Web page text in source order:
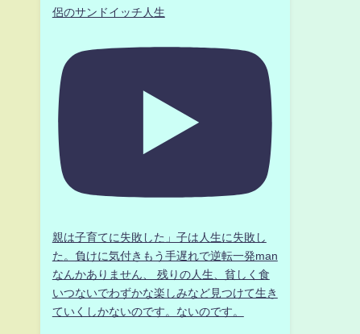
侶のサンドイッチ人生
親は子育てに失敗した」子は人生に失敗し
た。負けに気付きもう手遅れで逆転一発man
なんかありません、 残りの人生、貧しく食
いつないでわずかな楽しみなど見つけて生き
ていくしかないのです。ないのです。